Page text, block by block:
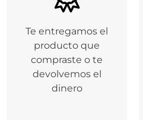
Te entregamos el
producto que
compraste o te
devolvemos el
dinero